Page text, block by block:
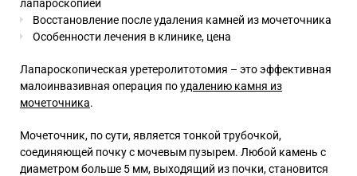
лапароскопией
Восстановление после удаления камней из мочеточника
Особенности лечения в клинике, цена
Лапароскопическая уретеролитотомия – это эффективная
малоинвазивная операция поудалению камня из
мочеточника.
Мочеточник, по сути, является тонкой трубочкой,
соединяющей почку с мочевым пузырем. Любой камень с
диаметром больше 5 мм, выходящий из почки, становится